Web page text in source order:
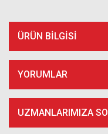
ÜRÜN BILGISI
YORUMLAR
UZMANLARIMIZA